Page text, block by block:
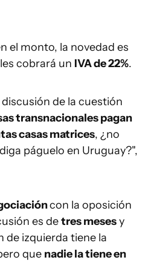
el monto, la novedad es
cobrará un IVA de 22%.
de la cuestión
transnacionales pagan
casas matrices, ¿no
páguelo en Uruguay?",
con la oposición
es detres mesesy
de izquierda tiene la
que nadie la tiene en